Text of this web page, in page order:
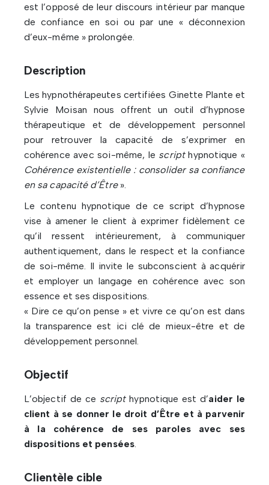
est l’opposé de leur discours intérieur par manque
de confiance en soi ou par une « déconnexion
d’eux-même » prolongée.
Description
Les hypnothérapeutes certifiées Ginette Plante et
Sylvie Moisan nous offrent un outil d’hypnose
thérapeutique et de développement personnel
pour retrouver la capacité de s’exprimer en
cohérence avec soi-même, le scripthypnotique «
Cohérence existentielle : consolider sa confiance
en sa capacité d’Être».
Le contenu hypnotique de ce script d’hypnose
vise à amener le client à exprimer fidèlement ce
qu’il ressent intérieurement, à communiquer
authentiquement, dans le respect et la confiance
de soi-même. Il invite le subconscient à acquérir
et employer un langage en cohérence avec son
essence et ses dispositions.
« Dire ce qu’on pense » et vivre ce qu’on est dans
la transparence est ici clé de mieux-être et de
développement personnel.
Objectif
L’objectif de ce scripthypnotique est d’aider le
client à se donner le droit d’Être et à parvenir
à la cohérence de ses paroles avec ses
dispositions et pensées.
Clientèle cible